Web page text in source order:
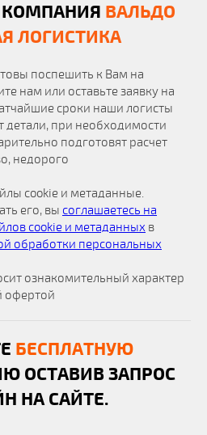
КОМПАНИЯ ВАЛЬДО
ЛОГИСТИКА
поспешить к Вам на
нам или оставьте заявку на
сроки наши логисты
детали, при необходимости
подготовят расчет
недорого
cookie и метаданные.
его, вы соглашаетесь на
cookie и метаданных в
обработки персональных
ознакомительный характер
офертой
БЕСПЛАТНУЮ
ОСТАВИВ ЗАПРОС
НА САЙТЕ.